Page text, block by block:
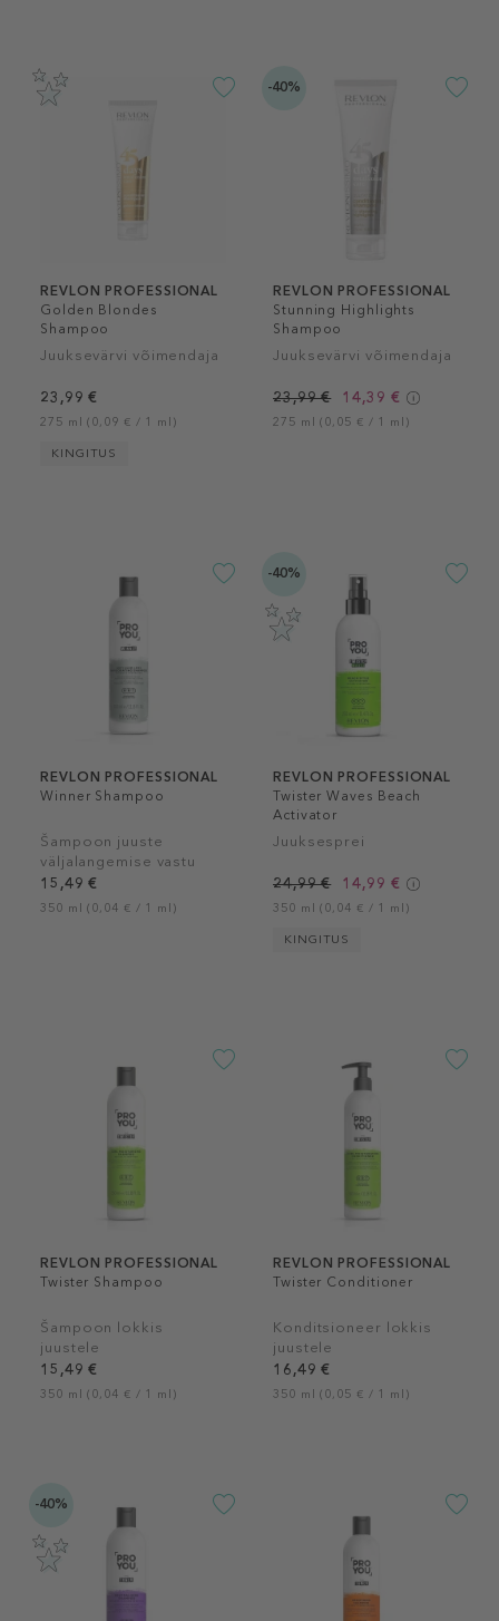
REVLON PROFESSIONAL
Golden Blondes
Shampoo
Juuksevärvi võimendaja
23,99 €
275 ml (0,09 € / 1 ml)
KINGITUS
-40%
REVLON PROFESSIONAL
Stunning Highlights
Shampoo
Juuksevärvi võimendaja
23,99 € 14,39 €
275 ml (0,05 € / 1 ml)
REVLON PROFESSIONAL
Winner Shampoo
Šampoon juuste
väljalangemise vastu
15,49 €
350 ml (0,04 € / 1 ml)
-40%
REVLON PROFESSIONAL
Twister Waves Beach
Activator
Juuksesprei
24,99 € 14,99 €
350 ml (0,04 € / 1 ml)
KINGITUS
REVLON PROFESSIONAL
Twister Shampoo
Šampoon lokkis
juustele
15,49 €
350 ml (0,04 € / 1 ml)
REVLON PROFESSIONAL
Twister Conditioner
Konditsioneer lokkis
juustele
16,49 €
350 ml (0,05 € / 1 ml)
-40%